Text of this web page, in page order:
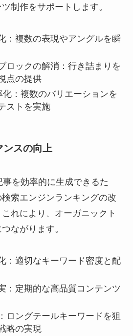
制作をサポートします。
：複数の表現やアングルを瞬
ロックの解消：行き詰まりを
点の提供
：複数のバリエーションを
ストを実施
ンスの向上
を効率的に生成できるた
索エンジンランキングの改
れにより、オーガニックト
ながります。
：適切なキーワード密度と配
：定期的な高品質コンテンツ
ロングテールキーワードを狙
略の実現